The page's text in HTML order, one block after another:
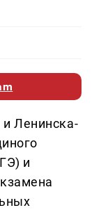
Ленинска-
и